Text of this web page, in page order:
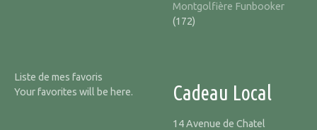
Montgolfière Funbooker
(172)
Liste de mes favoris
Your favorites will be here.
Cadeau Local
14 Avenue de Chatel